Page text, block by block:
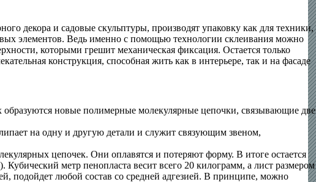
декора и садовые скульптуры, производят упаковку как для техники,
элементов. Ведь именно с помощью технологии склеивания можно
которыми грешит механическая фиксация. Остается только
конструкция, способная жить как в интерьере, так и на фасаде
новые полимерные молекулярные цепочки, связывающие две
на одну и другую детали и служит связующим звеном,
цепочек. Они оплавятся и потеряют форму. В итоге остается
метр пенопласта весит всего 20 килограмм, а лист размером
подойдет любой состав со средней адгезией. В принципе, можно